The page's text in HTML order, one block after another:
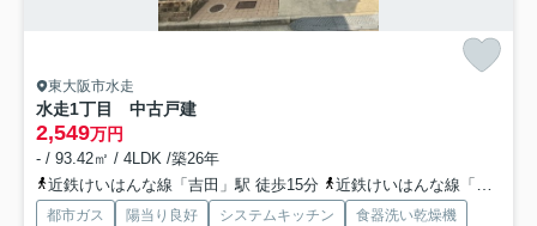
東大阪市水走
水走1丁目 中古戸建
2,549万円
- / 93.42㎡ / 4LDK /築26年
近鉄けいはんな線「吉田」駅 徒歩15分
近鉄けいはんな線「新石切」駅 徒歩20分
都市ガス 陽当り良好 システムキッチン
食器洗い乾燥機